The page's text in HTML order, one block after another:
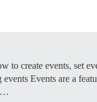
to create events, set
events Events are a